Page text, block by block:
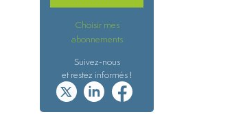
Choisir mes
abonnements
Suivez-nous
et restez informés !